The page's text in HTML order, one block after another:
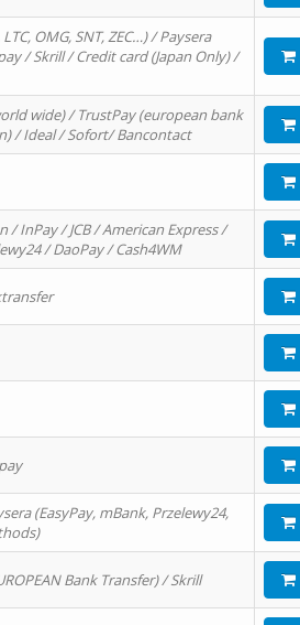
OMG, SNT, ZEC…) / Paysera
/ Skrill / Credit card (Japan Only) /
wide) / TrustPay (european bank
/ Ideal / Sofort/ Bancontact
InPay / JCB / American Express /
/ DaoPay / Cash4WM
(EasyPay, mBank, Przelewy24,
Bank Transfer) / Skrill